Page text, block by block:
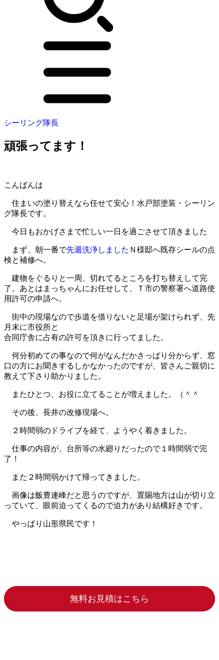
シーリング隊長
頑張ってます！
こんばんは
住まいの塗り替えなら任せて安心！水戸部塗装・シーリン
グ隊長です。
今日もおかげさまで忙しい一日を過ごさせて頂きました
まず、朝一番で先週洗浄しました Ｎ様邸へ既存シールの点
検と補修へ。
建物をぐるりと一周、切れてるところを打ち替えして完
了。あとはまっちゃんにお任せして、Ｔ市の警察署へ道路使
用許可の申請へ。
街中の現場なので歩道を借りないと足場が架けられず、先
月末に市役所と
合同庁舎に占有の許可を頂きに行ってました。
何分初めての事なので何がなんだかさっぱり分からず、窓
口の方にお聞きするしかなかったのですが、皆さんご親切に
教えて下さり助かりました。
またひとつ、お役に立てることが増えました。（＾＾
その後、長井の改修現場へ。
２時間弱のドライブを経て、ようやく着きました。
仕事の内容が、台所等の水廻りだったので１時間弱で完
了！
また２時間弱かけて帰ってきました。
画像は飯豊連峰だと思うのですが、置賜地方は山が切り立
っていて、眼前迫ってくるので迫力があり結構好きです。
やっぱり山形県民です！
無料お見積はこちら